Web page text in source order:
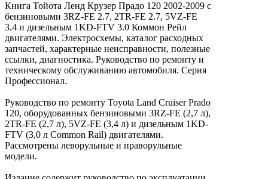
Книга Тойота Ленд Крузер Прадо 120 2002-2009 с
бензиновыми 3RZ-FE 2.7, 2TR-FE 2.7, 5VZ-FE
3.4 и дизельным 1KD-FTV 3.0 Коммон Рейл
двигателями. Электросхемы, каталог расходных
запчастей, характерные неисправности, полезные
ссылки, диагностика. Руководство по ремонту и
техническому обслуживанию автомобиля. Серия
Профессионал.
Руководство по ремонту Toyota Land Cruiser Prado
120, оборудованных бензиновыми 3RZ-FE (2,7 л),
2TR-FE (2,7 л), 5VZ-FE (3,4 л) и дизельным 1KD-
FTV (3,0 л Common Rail) двигателями.
Рассмотрены леворульные и праворульные
модели.